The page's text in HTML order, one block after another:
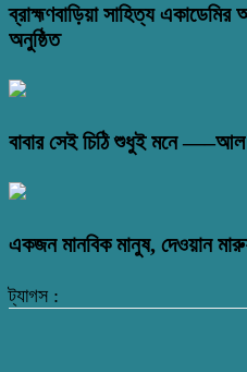
ব্রাহ্মণবাড়িয়া সাহিত্য
অনুষ্ঠিত
বাবার সেই চিঠি শুধুই মনে
একজন মানবিক মানুষ, দেওয়ান
ট্যাগস :